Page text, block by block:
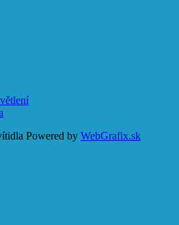
Powered by WebGrafix.sk